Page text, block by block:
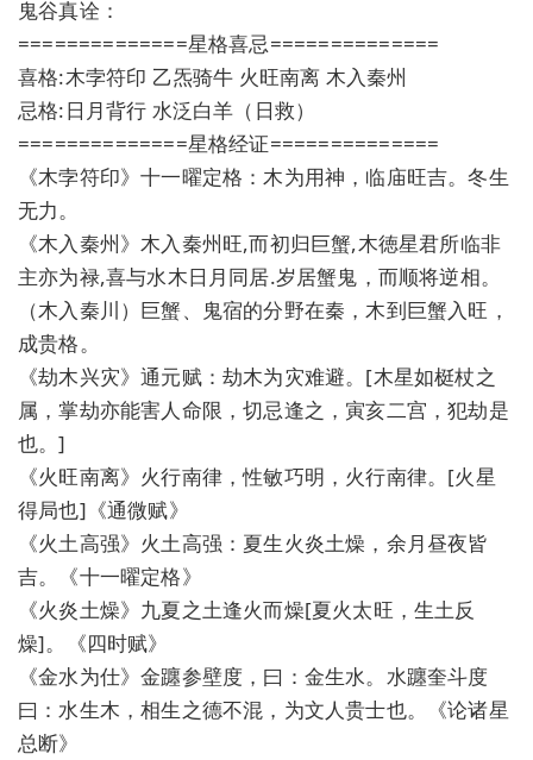
鬼谷真诠：
==============星格喜忌==============
喜格:木孛符印 乙炁骑牛 火旺南离 木入秦州
忌格:日月背行 水泛白羊（日救）
==============星格经证==============
《木孛符印》十一曜定格：木为用神，临庙旺吉。冬生
无力。
《木入秦州》木入秦州旺,而初归巨蟹,木徳星君所临非
主亦为禄,喜与水木日月同居.岁居蟹鬼，而顺将逆相。
（木入秦川）巨蟹、鬼宿的分野在秦，木到巨蟹入旺，
成贵格。
《劫木兴灾》通元赋：劫木为灾难避。[木星如梃杖之
属，掌劫亦能害人命限，切忌逢之，寅亥二宫，犯劫是
也。]
《火旺南离》火行南律，性敏巧明，火行南律。[火星
得局也]《通微赋》
《火土高强》火土高强：夏生火炎土燥，余月昼夜皆
吉。《十一曜定格》
《火炎土燥》九夏之土逢火而燥[夏火太旺，生土反
燥]。《四时赋》
《金水为仕》金躔参壁度，曰：金生水。水躔奎斗度
曰：水生木，相生之德不混，为文人贵士也。《论诸星
总断》